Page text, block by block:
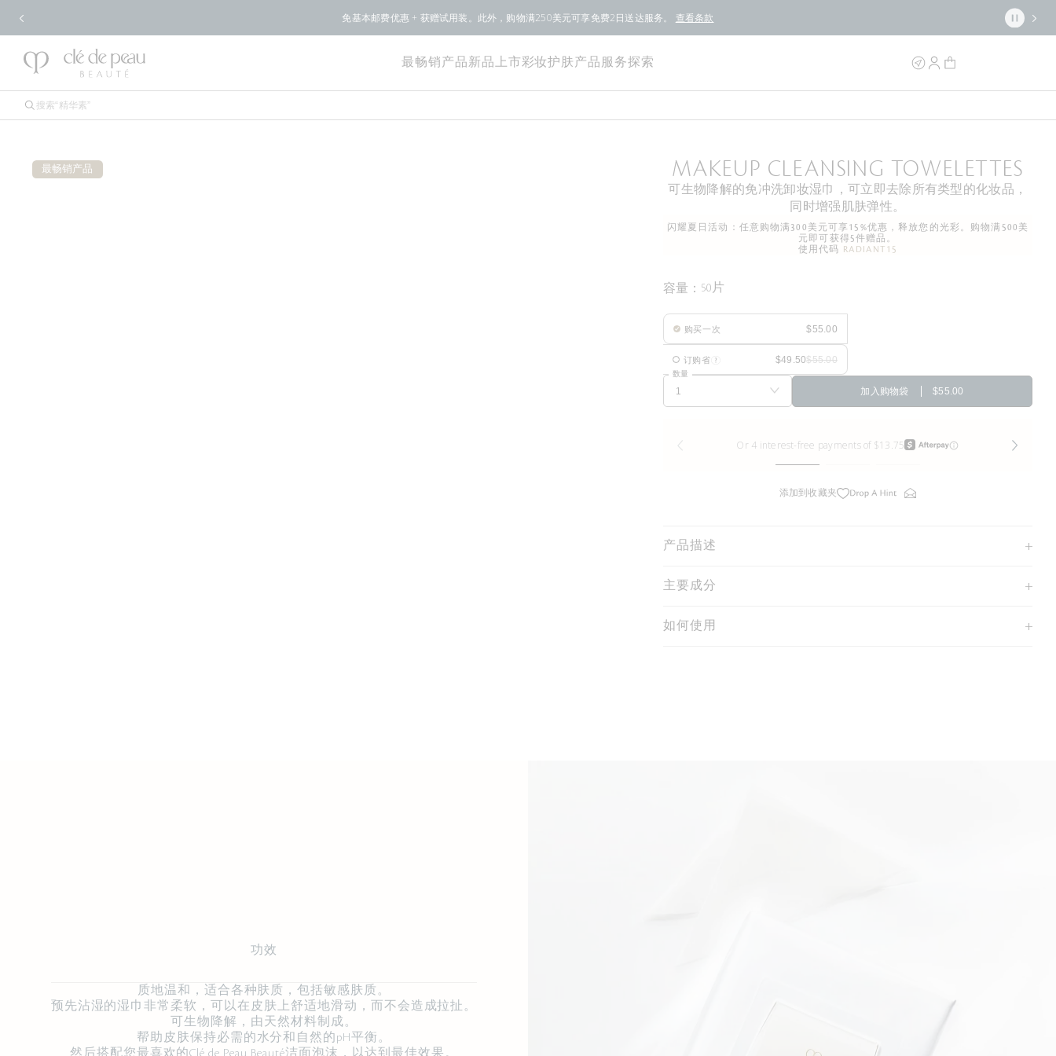
免基本邮费优惠 + 获赠试用装。此外，购物满250美元可享免费2日送达服务。 查看条款
最畅销产品新品上市 彩妆护肤产品 服务探索
最畅销产品 MAKEUP CLEANSING TOWELETTES
可生物降解的免冲洗卸妆湿巾，可立即去除所有类型的化妆品，
同时增强肌肤弹性。
闪耀夏日活动：任意购物满300美元可享15%优惠，释放您的光彩。购物满500美
元即可获得5件赠品。
使用代码
RADIANT15
容量： 50片
购买一次
订购省
数量
加入购物袋 $55.00
添加到收藏夹
产品描述
主要成分
如何使用
功效
质地温和，适合各种肤质，包括敏感肤质。
预先沾湿的湿巾非常柔软，可以在皮肤上舒适地滑动，而不会造成拉扯。
可生物降解，由天然材料制成。
帮助皮肤保持必需的水分和自然的pH平衡。
然后搭配您最喜欢的Clé de Peau Beauté洁面泡沫，以达到最佳效果。